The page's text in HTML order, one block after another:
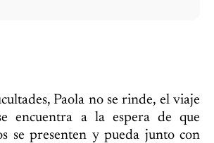
Paola no se rinde, el viaje
encuentra a la espera de que
se presenten y pueda junto con